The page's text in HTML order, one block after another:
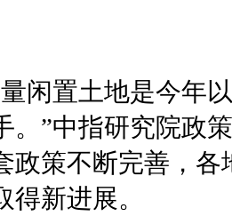
闲置土地是今年
。”中指研究院政
政策不断完善，各
新进展。